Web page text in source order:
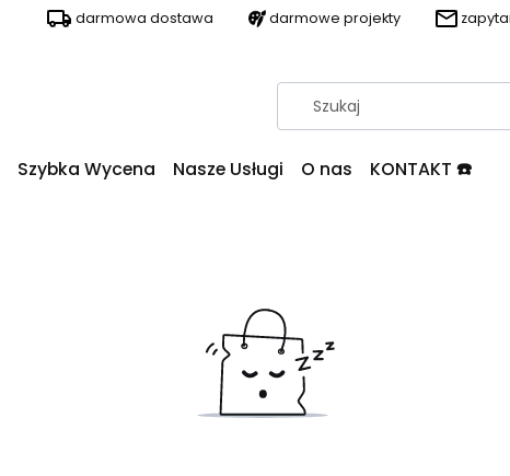
darmowa dostawa darmowe projekty
Szybka Wycena Nasze Usługi O nas KONTAKT ☎️